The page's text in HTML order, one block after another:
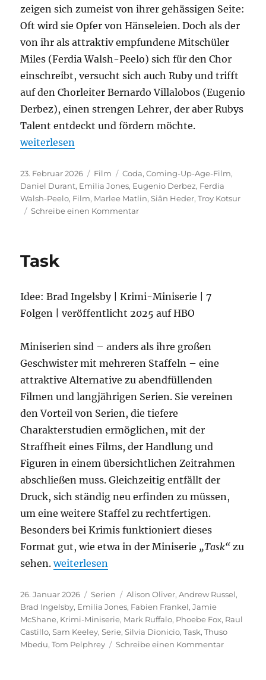
zeigen sich zumeist von ihrer gehässigen Seite:
Oft wird sie Opfer von Hänseleien. Doch als der
von ihr als attraktiv empfundene Mitschüler
Miles (Ferdia Walsh-Peelo) sich für den Chor
einschreibt, versucht sich auch Ruby und trifft
auf den Chorleiter Bernardo Villalobos (Eugenio
Derbez), einen strengen Lehrer, der aber Rubys
Talent entdeckt und fördern möchte.
„Coda“
weiterlesen
Veröffentlicht
am
23. Februar 2026 Kategorien
Film Schlagwörter
Coda,Coming-Up-Age-Film,
Daniel Durant, Emilia Jones, Eugenio Derbez, Ferdia
Walsh-Peelo, Film, Marlee Matlin,Siân Heder,Troy Kotsur
Schreibe einen Kommentarzu
Task
Idee: Brad Ingelsby | Krimi-Miniserie | 7
Folgen | veröffentlicht 2025 auf HBO
Miniserien sind – anders als ihre großen
Geschwister mit mehreren Staffeln – eine
attraktive Alternative zu abendfüllenden
Filmen und langjährigen Serien. Sie vereinen
den Vorteil von Serien, die tiefere
Charakterstudien ermöglichen, mit der
Straffheit eines Films, der Handlung und
Figuren in einem übersichtlichen Zeitrahmen
abschließen muss. Gleichzeitig entfällt der
Druck, sich ständig neu erfinden zu müssen,
um eine weitere Staffel zu rechtfertigen.
Besonders bei Krimis funktioniert dieses
Format gut, wie etwa in der Miniserie „Task“ zu
sehen.„Task“
weiterlesen
Veröffentlicht
am
26. Januar 2026 Kategorien
Serien Schlagwörter
Alison Oliver,Andrew Russel,
Brad Ingelsby, Emilia Jones, Fabien Frankel,Jamie
McShane, Krimi-Miniserie, Mark Ruffalo, Phoebe Fox, Raul
Castillo,Sam Keeley,Serie,Silvia Dionicio,Task,Thuso
Mbedu,Tom Pelphrey Schreibe einen Kommentarzu